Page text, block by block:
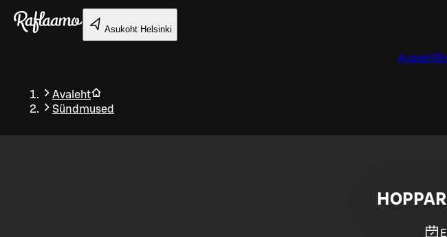
Liigu peamise sisu juurde
Asukoht Helsinki
Avaleht
Avaleht
Sündmused
Tagasi